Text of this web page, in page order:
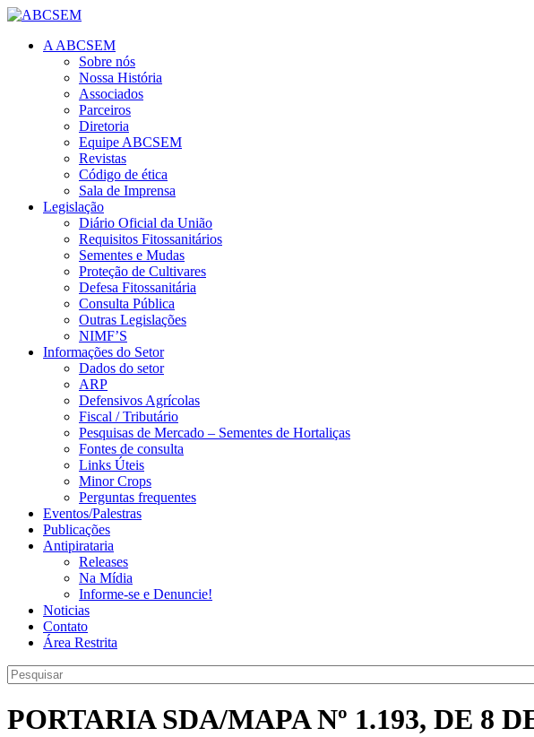
A ABCSEM
Sobre nós
Nossa História
Associados
Parceiros
Diretoria
Equipe ABCSEM
Revistas
Código de ética
Sala de Imprensa
Legislação
Diário Oficial da União
Requisitos Fitossanitários
Sementes e Mudas
Proteção de Cultivares
Defesa Fitossanitária
Consulta Pública
Outras Legislações
NIMF’S
Informações do Setor
Dados do setor
ARP
Defensivos Agrícolas
Fiscal / Tributário
Pesquisas de Mercado – Sementes de Hortaliças
Fontes de consulta
Links Úteis
Minor Crops
Perguntas frequentes
Eventos/Palestras
Publicações
Antipirataria
Releases
Na Mídia
Informe-se e Denuncie!
Noticias
Contato
Área Restrita
PORTARIA SDA/MAPA Nº 1.193, DE 8